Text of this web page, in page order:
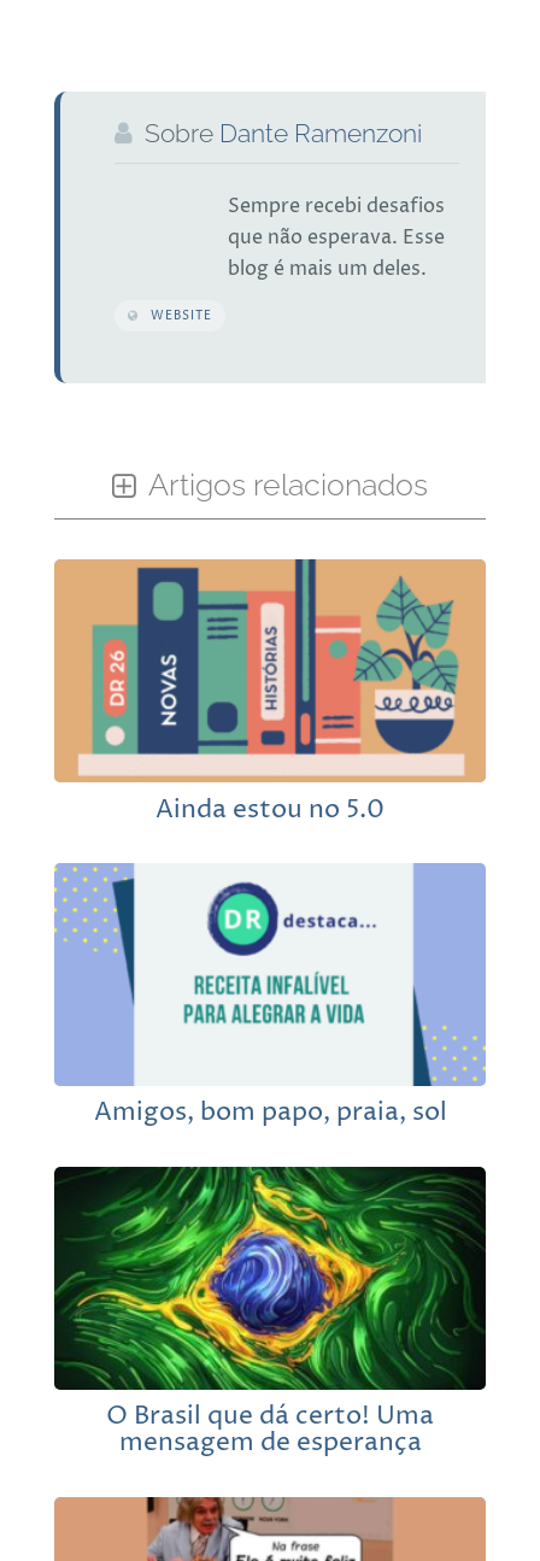
Sobre Dante Ramenzoni
Sempre recebi desafios
que não esperava. Esse
blog é mais um deles.
WEBSITE
Artigos relacionados
Ainda estou no 5.0
Amigos, bom papo, praia, sol
O Brasil que dá certo! Uma
mensagem de esperança